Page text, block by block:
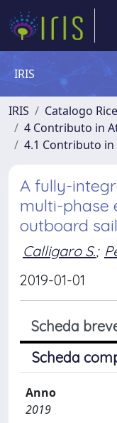
IRIS
IRIS
Catalogo
4 Contributo in
4.1 Contributo
A fully-
multi-phase
outboard
Calligaro S.;
2019-01-01
Scheda
Scheda
Anno
2019